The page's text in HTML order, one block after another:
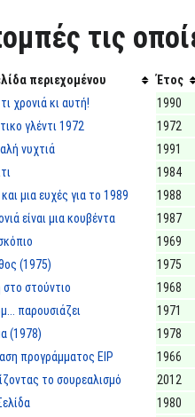
τις
περιεχομένου
Έτος
χρονιά κι αυτή!
1990
γλέντι 1972
1972
νυχτιά
1991
1984
μια ευχές για το 1989
1988
είναι μια κουβέντα
1987
1969
(1975)
1975
στούντιο
1968
παρουσιάζει
1971
(1978)
1978
προγράμματος ΕΙΡ
1966
το σουρεαλισμό
2012
1980